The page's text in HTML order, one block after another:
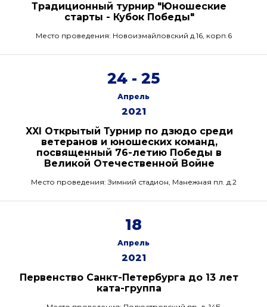
Традиционный турнир "Юношеские
старты - Кубок Победы"
Место проведения: Новоизмайловский д.16, корп.6
24 - 25
Апрель
2021
XXI Открытый Турнир по дзюдо среди
ветеранов и юношеских команд,
посвященный 76-летию Победы в
Великой Отечественной Войне
Место проведения: Зимний стадион, Манежная пл. д.2
18
Апрель
2021
Первенство Санкт-Петербурга до 13 лет
ката-группа